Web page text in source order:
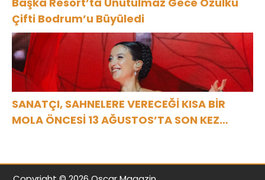
Çifti Bodrum’u Büyüledi
SANATÇI, SAHNELERE VERECEĞİ KISA BİR
MOLA ÖNCESİ 13 AĞUSTOS’TA SON KEZ